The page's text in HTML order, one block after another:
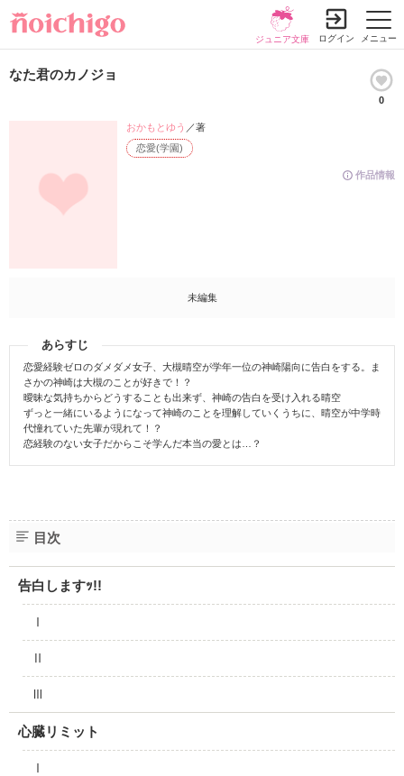
メニュー
ジュニア文庫 ログイン
なた君のカノジョ
0
作品情報
恋愛(学園)
おかもとゆう ／著
未編集
あらすじ
恋愛経験ゼロのダメダメ女子、大槻晴空が学年一位の神崎陽向に告白をする。ま
さかの神崎は大槻のことが好きで！？
曖昧な気持ちからどうすることも出来ず、神崎の告白を受け入れる晴空
ずっと一緒にいるようになって神崎のことを理解していくうちに、晴空が中学時
代憧れていた先輩が現れて！？
恋経験のない女子だからこそ学んだ本当の愛とは…？
目次
告白しますｯ!!
Ⅰ
Ⅱ
Ⅲ
心臓リミット
Ⅰ